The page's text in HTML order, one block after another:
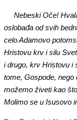
Nebeski Oče!
oslobađa od svih
celo Adamovo
Hristovu krv i silu
i drugo, krv Hristovu i
tome, Gospode,
možemo živeti kao
Molimo se u Isusovo